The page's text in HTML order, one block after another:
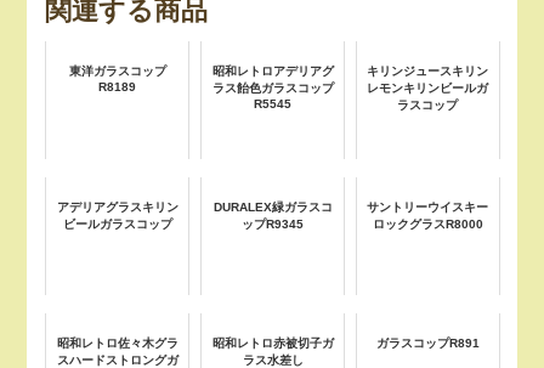
関連する商品
東洋ガラスコップ
R8189
昭和レトロアデリアグ
ラス飴色ガラスコップ
R5545
キリンジュースキリン
レモンキリンビールガ
ラスコップ
アデリアグラスキリン
ビールガラスコップ
DURALEX緑ガラスコ
ップR9345
サントリーウイスキー
ロックグラスR8000
昭和レトロ佐々木グラ
スハードストロングガ
昭和レトロ赤被切子ガ
ラス水差し
ガラスコップR891